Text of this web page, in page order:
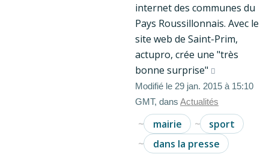
internet des communes du
Pays Roussillonnais. Avec le
site web de Saint-Prim,
actupro, crée une "très
bonne surprise"
Modifié le 29 jan. 2015 à 15:10
GMT, dans Actualités
mairie
sport
dans la presse